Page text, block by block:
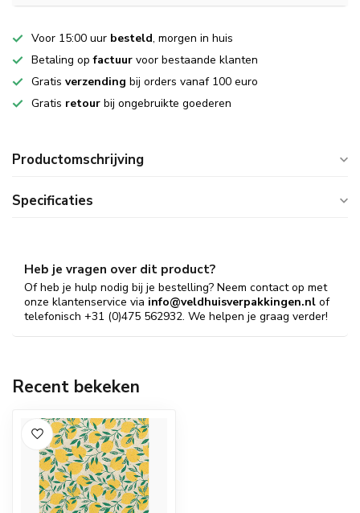
Voor 15:00 uur besteld, morgen in huis
Betaling opfactuur voor bestaande klanten
Gratis verzending bij orders vanaf 100 euro
Gratis retour bij ongebruikte goederen
Productomschrijving
Specificaties
Heb je vragen over dit product?
Of heb je hulp nodig bij je bestelling? Neem contact op met
onze klantenservice via info@veldhuisverpakkingen.nl of
telefonisch +31 (0)475 562932. We helpen je graag verder!
Recent bekeken